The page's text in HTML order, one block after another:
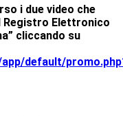
i due video che
Registro Elettronico
cliccando su
default/